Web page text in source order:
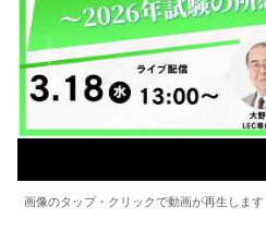
画像のタップ・クリックで動画が再生します